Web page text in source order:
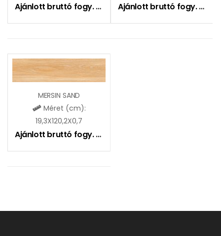
Ajánlott bruttó fogy. ár: 7990Ft Ajánlott bruttó fogy. ár:
MERSIN SAND
Méret (cm):
19,3X120,2X0,7
Ajánlott bruttó fogy. ár: